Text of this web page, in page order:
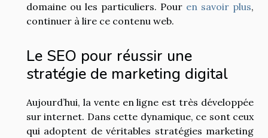
domaine ou les particuliers. Pour en savoir plus,
continuer à lire ce contenu web.
Le SEO pour réussir une
stratégie de marketing digital
Aujourd’hui, la vente en ligne est très développée
sur internet. Dans cette dynamique, ce sont ceux
qui adoptent de véritables stratégies marketing